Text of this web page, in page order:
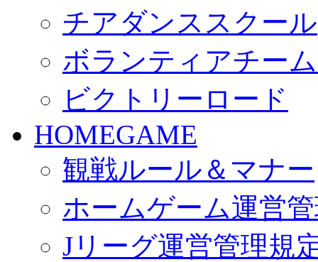
チアダンススクール
ボランティアチー
ビクトリーロード
HOMEGAME
観戦ルール＆マナー
ホームゲーム運営
Jリーグ運営管理規